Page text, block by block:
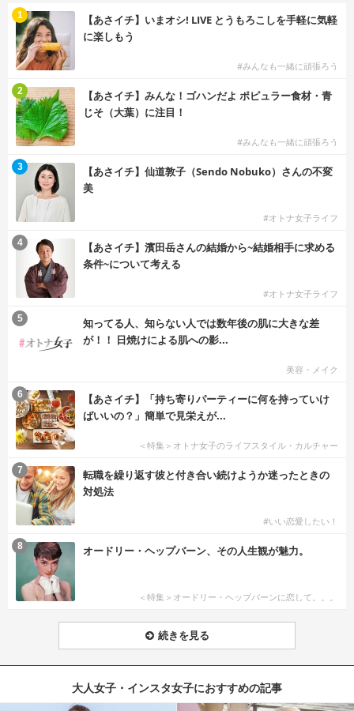
【あさイチ】いまオシ! LIVE とうもろこしを手軽に気軽
に楽しもう
#みんなも一緒に頑張ろう
1
【あさイチ】みんな！ゴハンだよ ポピュラー食材・青
じそ（大葉）に注目！
#みんなも一緒に頑張ろう
2
【あさイチ】仙道敦子（Sendo Nobuko）さんの不変
美
#オトナ女子ライフ
3
【あさイチ】濱田岳さんの結婚から~結婚相手に求める
条件~について考える
#オトナ女子ライフ
4
知ってる人、知らない人では数年後の肌に大きな差
が！！ 日焼けによる肌への影...
美容・メイク
5
【あさイチ】「持ち寄りパーティーに何を持っていけ
ばいいの？」簡単で見栄えが...
＜特集＞オトナ女子のライフスタイル・カルチャー
6
転職を繰り返す彼と付き合い続けようか迷ったときの
対処法
#いい恋愛したい！
7
オードリー・ヘップバーン、その人生観が魅力。
＜特集＞オードリー・ヘップバーンに恋して。。。
8
続きを見る
大人女子・インスタ女子におすすめの記事